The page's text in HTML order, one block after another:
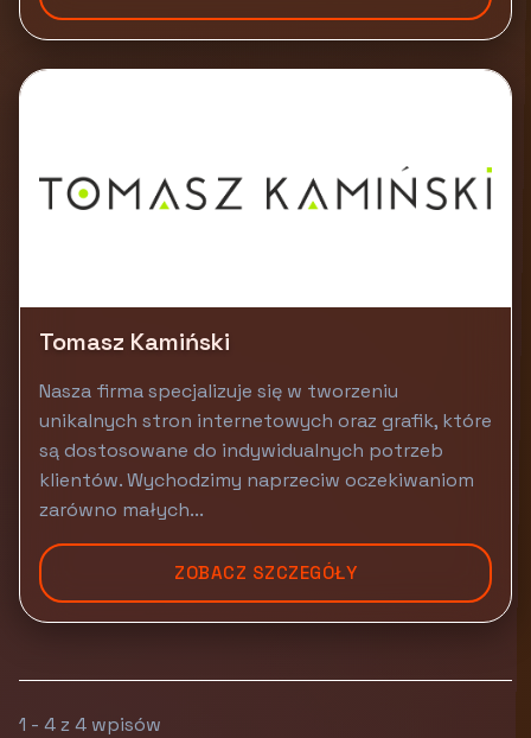
Tomasz Kamiński
Nasza firma specjalizuje się w tworzeniu
unikalnych stron internetowych oraz grafik, które
są dostosowane do indywidualnych potrzeb
klientów. Wychodzimy naprzeciw oczekiwaniom
zarówno małych...
ZOBACZ SZCZEGÓŁY
1 - 4 z 4 wpisów